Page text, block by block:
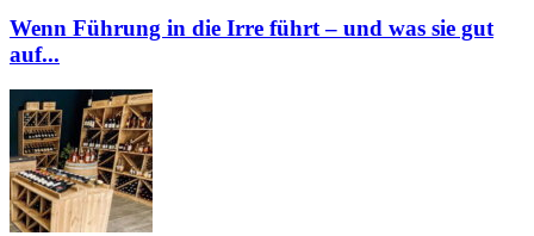
Wenn Führung in die Irre führt – und was sie gut
auf...